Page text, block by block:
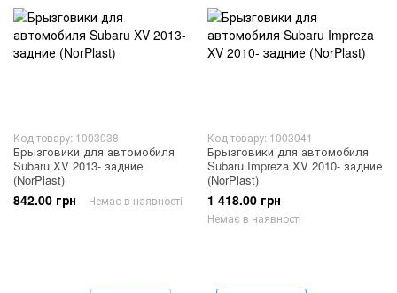
Код товару: 1003038
Брызговики для автомобиля
Subaru XV 2013- задние
(NorPlast)
842.00 грн Немає в наявності
Код товару: 1003041
Брызговики для автомобиля
Subaru Impreza XV 2010- задние
(NorPlast)
1 418.00 грн
Немає в наявності